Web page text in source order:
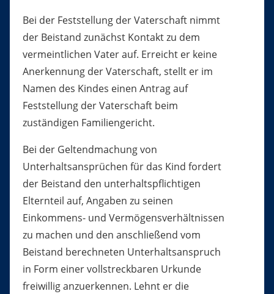
Bei der Feststellung der Vaterschaft nimmt
der Beistand zunächst Kontakt zu dem
vermeintlichen Vater auf. Erreicht er keine
Anerkennung der Vaterschaft, stellt er im
Namen des Kindes einen Antrag auf
Feststellung der Vaterschaft beim
zuständigen Familiengericht.
Bei der Geltendmachung von
Unterhaltsansprüchen für das Kind fordert
der Beistand den unterhaltspflichtigen
Elternteil auf, Angaben zu seinen
Einkommens- und Vermögensverhältnissen
zu machen und den anschließend vom
Beistand berechneten Unterhaltsanspruch
in Form einer vollstreckbaren Urkunde
freiwillig anzuerkennen. Lehnt er die